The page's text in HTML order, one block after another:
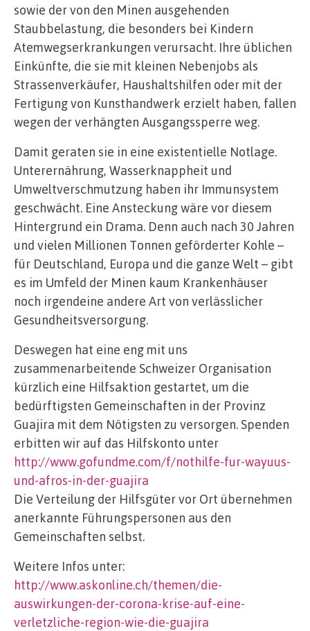
sowie der von den Minen ausgehenden
Staubbelastung, die besonders bei Kindern
Atemwegserkrankungen verursacht. Ihre üblichen
Einkünfte, die sie mit kleinen Nebenjobs als
Strassenverkäufer, Haushaltshilfen oder mit der
Fertigung von Kunsthandwerk erzielt haben, fallen
wegen der verhängten Ausgangssperre weg.
Damit geraten sie in eine existentielle Notlage.
Unterernährung, Wasserknappheit und
Umweltverschmutzung haben ihr Immunsystem
geschwächt. Eine Ansteckung wäre vor diesem
Hintergrund ein Drama. Denn auch nach 30 Jahren
und vielen Millionen Tonnen geförderter Kohle –
für Deutschland, Europa und die ganze Welt – gibt
es im Umfeld der Minen kaum Krankenhäuser
noch irgendeine andere Art von verlässlicher
Gesundheitsversorgung.
Deswegen hat eine eng mit uns
zusammenarbeitende Schweizer Organisation
kürzlich eine Hilfsaktion gestartet, um die
bedürftigsten Gemeinschaften in der Provinz
Guajira mit dem Nötigsten zu versorgen. Spenden
erbitten wir auf das Hilfskonto unter
http://www.gofundme.com/f/nothilfe-fur-wayuus-
und-afros-in-der-guajira
Die Verteilung der Hilfsgüter vor Ort übernehmen
anerkannte Führungspersonen aus den
Gemeinschaften selbst.
Weitere Infos unter:
http://www.askonline.ch/themen/die-
auswirkungen-der-corona-krise-auf-eine-
verletzliche-region-wie-die-guajira